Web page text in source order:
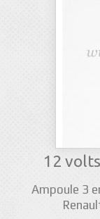
12
Ampoule 3